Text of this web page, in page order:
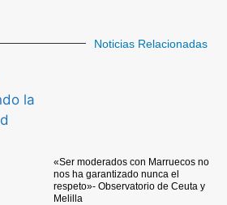
Noticias Relacionadas
«Ser moderados con Marruecos no
nos ha garantizado nunca el
respeto»- Observatorio de Ceuta y
Melilla